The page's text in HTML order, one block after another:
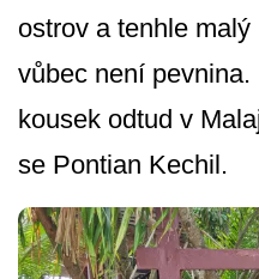
ostrov a tenhle
vůbec není
kousek odtud v
se Pontian Kechil.